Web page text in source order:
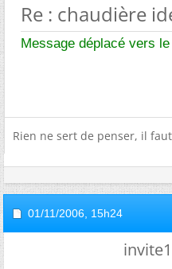
Re : chaudière
Message déplacé vers
Rien ne sert de penser, il
01/11/2006, 15h24